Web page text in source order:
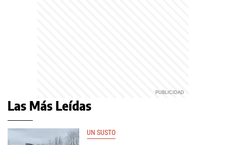
Las Más Leídas
UN SUSTO